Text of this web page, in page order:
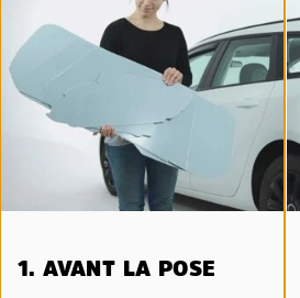
1. AVANT LA POSE